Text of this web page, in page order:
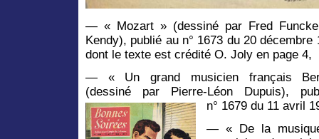
— « Mozart » (dessiné par Fred
Kendy), publié au n° 1673 du 20 décembre
dont le texte est crédité O. Joly en page 4,
— « Un grand musicien français
(dessiné par Pierre-Léon Dupuis),
n° 1679 du 11 avril
— « De la